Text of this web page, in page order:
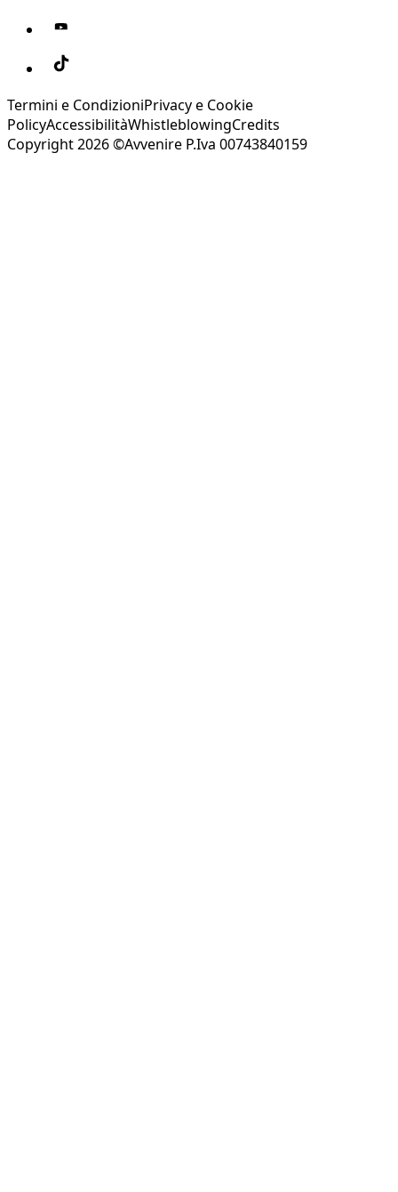
Termini e CondizioniPrivacy e Cookie
PolicyAccessibilitàWhistleblowingCredits
Copyright 2026 ©Avvenire P.Iva 00743840159